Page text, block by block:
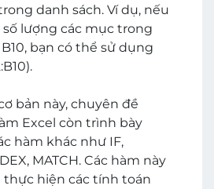
danh sách. Ví dụ, nếu
lượng các mục trong
bạn có thể sử dụng
bản này, chuyên đề
Excel còn trình bày
hàm khác như IF,
MATCH. Các hàm này
hiện các tính toán